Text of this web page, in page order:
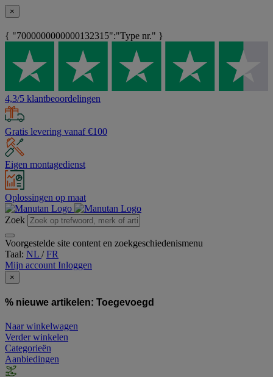
×
{ "7000000000000132315":"Type nr." }
4,3/5 klantbeoordelingen
Gratis levering vanaf €100
Eigen montagedienst
Oplossingen op maat
Zoek
Voorgestelde site content en zoekgeschiedenismenu
Taal: NL /FR
Mijn account Inloggen
×
% nieuwe artikelen: Toegevoegd
Naar winkelwagen
Verder winkelen
Categorieën
Aanbiedingen